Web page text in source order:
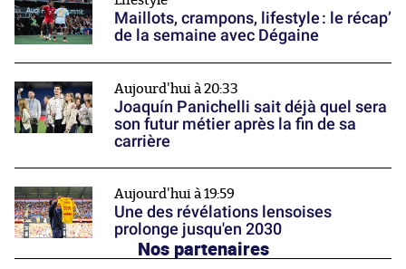
Maillots, crampons, lifestyle : le récap’
de la semaine avec Dégaine
Aujourd'hui à 20:33
Joaquín Panichelli sait déjà quel sera
son futur métier après la fin de sa
carrière
Aujourd'hui à 19:59
Une des révélations lensoises
prolonge jusqu'en 2030
Nos partenaires